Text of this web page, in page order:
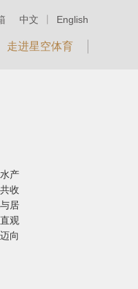
中文 English
走进星空体育
产
收
居
观
向